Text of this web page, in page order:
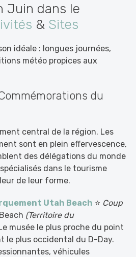
Juin dans le
& Sites
idéale : longues journées,
météo propices aux
du
central de la région. Les
sont en plein effervescence,
des délégations du monde
dans le tourisme
de leur forme.
Utah Beach ⭐ Coup
(Territoire du
musée le plus proche du point
le plus occidental du D-Day.
véhicules